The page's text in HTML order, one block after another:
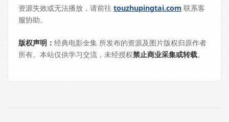
资源失效或无法播放，请前往 touzhupingtai.com 联系客
服协助。
版权声明： 经典电影全集 所发布的资源及图片版权归原作者
所有。本站仅供学习交流，未经授权禁止商业采集或转载。